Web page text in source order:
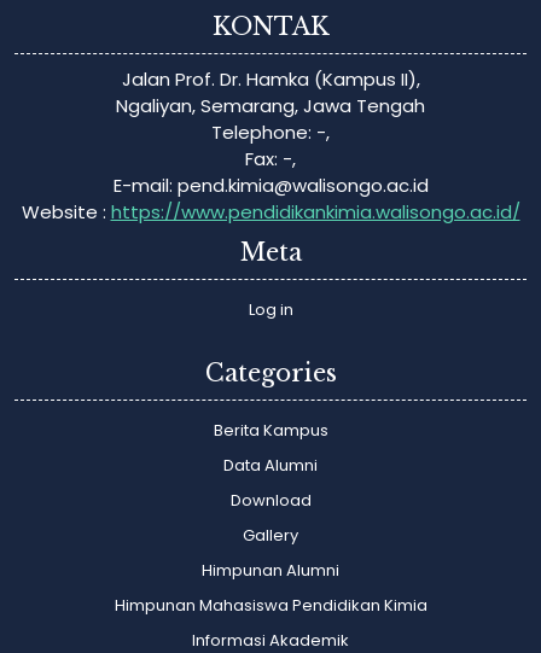
KONTAK
Jalan Prof. Dr. Hamka (Kampus II),
Ngaliyan, Semarang, Jawa Tengah
Telephone: -,
Fax: -,
E-mail: pend.kimia@walisongo.ac.id
Website : https://www.pendidikankimia.walisongo.ac.id/
Meta
Log in
Categories
Berita Kampus
Data Alumni
Download
Gallery
Himpunan Alumni
Himpunan Mahasiswa Pendidikan Kimia
Informasi Akademik